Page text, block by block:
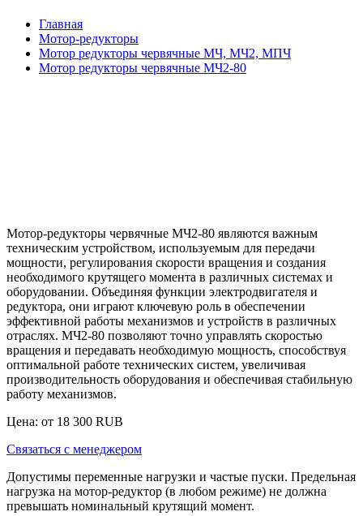
Главная
Мотор-редукторы
Мотор редукторы червячные МЧ, МЧ2, МПЧ
Мотор редукторы червячные МЧ2-80
Мотор-редукторы червячные МЧ2-80 являются важным
техническим устройством, используемым для передачи
мощности, регулирования скорости вращения и создания
необходимого крутящего момента в различных системах и
оборудовании. Объединяя функции электродвигателя и
редуктора, они играют ключевую роль в обеспечении
эффективной работы механизмов и устройств в различных
отраслях. МЧ2-80 позволяют точно управлять скоростью
вращения и передавать необходимую мощность, способствуя
оптимальной работе технических систем, увеличивая
производительность оборудования и обеспечивая стабильную
работу механизмов.
Цена: от 18 300 RUB
Связаться с менеджером
Допустимы переменные нагрузки и частые пуски. Предельная
нагрузка на мотор-редуктор (в любом режиме) не должна
превышать номинальный крутящий момент.